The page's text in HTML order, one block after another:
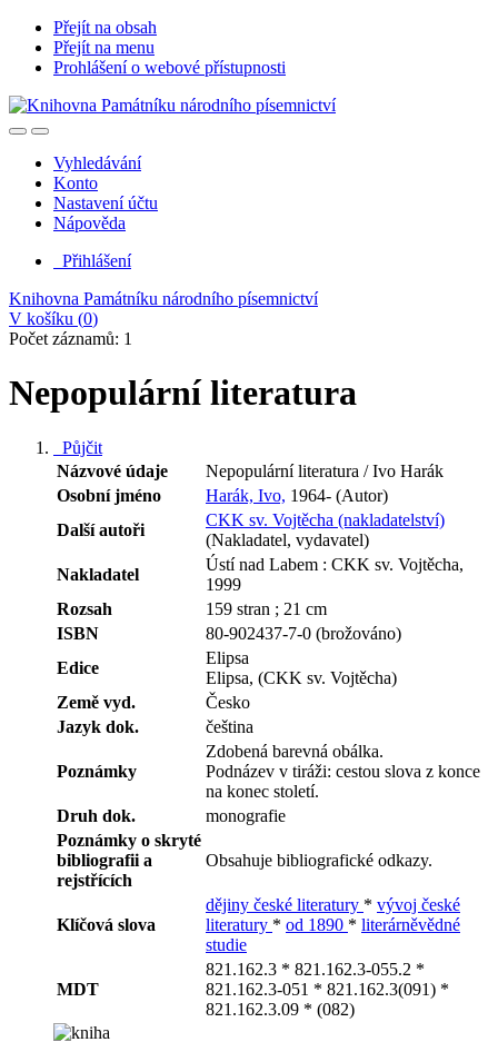
Přejít na obsah
Přejít na menu
Prohlášení o webové přístupnosti
Vyhledávání
Konto
Nastavení účtu
Nápověda
Přihlášení
Knihovna Památníku národního písemnictví
V košíku (0)
Počet záznamů: 1
Nepopulární literatura
Půjčit
Názvové údaje
Nepopulární literatura / Ivo Harák
Osobní jméno
Harák, Ivo, 1964- (Autor)
Další autoři
CKK sv. Vojtěcha (nakladatelství)
(Nakladatel, vydavatel)
Nakladatel
Ústí nad Labem : CKK sv. Vojtěcha,
1999
Rozsah
159 stran ; 21 cm
ISBN
80-902437-7-0 (brožováno)
Edice
Elipsa
Elipsa, (CKK sv. Vojtěcha)
Země vyd.
Česko
Jazyk dok.
čeština
Poznámky
Zdobená barevná obálka.
Podnázev v tiráži: cestou slova z konce
na konec století.
Druh dok.
monografie
Poznámky o skryté
bibliografii a
rejstřících
Obsahuje bibliografické odkazy.
Klíčová slova
dějiny české literatury * vývoj české
literatury * od 1890 * literárněvědné
studie
MDT
821.162.3 * 821.162.3-055.2 *
821.162.3-051 * 821.162.3(091) *
821.162.3.09 * (082)